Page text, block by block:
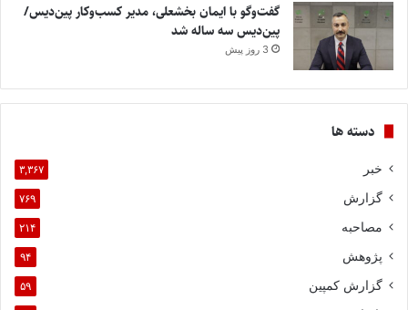
گفت‌وگو با ایمان بخشعلی، مدیر کسب‌وکار پین‌دیس/
پین‌دیس سه ساله شد
3 روز پیش
دسته ها
خبر ۳,۳۶۷
گزارش ۷۶۹
مصاحبه ۲۱۴
پژوهش ۹۴
گزارش کمپین ۵۹